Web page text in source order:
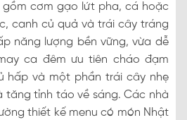
cơm gạo lứt pha, cá hoặc
canh củ quả và trái cây tráng
năng lượng bền vững, vừa dễ
ca đêm ưu tiên cháo đạm
hấp và một phần trái cây nhẹ
tăng tỉnh táo về sáng. Các nhà
thiết kế menu có món Nhật